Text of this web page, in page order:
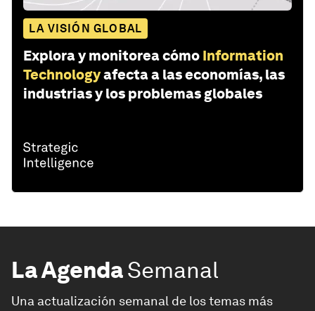
LA VISIÓN GLOBAL
Explora y monitorea cómo Information
Technologyafecta a las economías, las
industrias y los problemas globales
La AgendaSemanal
Una actualización semanal de los temas más